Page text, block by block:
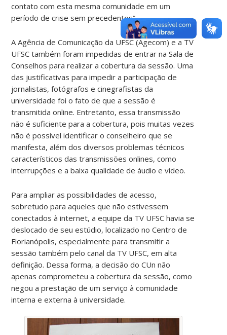
contato com esta mesma comunidade em um
período de crise sem precedentes”.
A Agência de Comunicação da UFSC (Agecom) e a TV
UFSC também foram impedidas de entrar na Sala de
Conselhos para realizar a cobertura da sessão. Uma
das justificativas para impedir a participação de
jornalistas, fotógrafos e cinegrafistas da
universidade foi o fato de que a sessão é
transmitida online. Entretanto, essa transmissão
não é suficiente para a cobertura, pois muitas vezes
não é possível identificar o conselheiro que se
manifesta, além dos diversos problemas técnicos
característicos das transmissões onlines, como
interrupções e a baixa qualidade de áudio e vídeo.
Para ampliar as possibilidades de acesso,
sobretudo para aqueles que não estivessem
conectados à internet, a equipe da TV UFSC havia se
deslocado de seu estúdio, localizado no Centro de
Florianópolis, especialmente para transmitir a
sessão também pelo canal da TV UFSC, em alta
definição. Dessa forma, a decisão do CUn não
apenas comprometeu a cobertura da sessão, como
negou a prestação de um serviço à comunidade
interna e externa à universidade.